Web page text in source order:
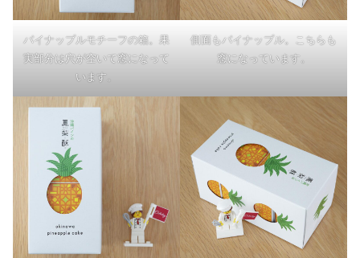
パイナップルモチーフの箱。果
実部分は穴が空いて窓になって
います。
側面もパイナップル。こちらも
窓になっています。